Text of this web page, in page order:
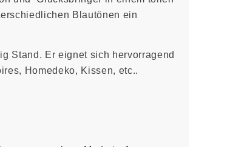
Blautönen ein
Stand. Er eignet sich hervorragend
Homedeko, Kissen, etc..